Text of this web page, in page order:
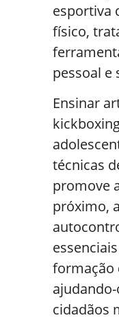
esportiva
físico,
pessoal e
Ensinar
técnicas
promove
próximo,
formação
cidadãos